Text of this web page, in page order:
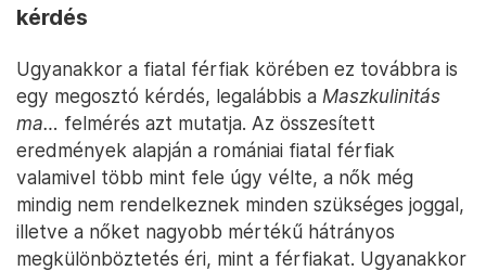
kérdés
Ugyanakkor a fiatal férfiak körében ez továbbra is
egy megosztó kérdés, legalábbis a Maszkulinitás
ma… felmérés azt mutatja. Az összesített
eredmények alapján a romániai fiatal férfiak
valamivel több mint fele úgy vélte, a nők még
mindig nem rendelkeznek minden szükséges joggal,
illetve a nőket nagyobb mértékű hátrányos
megkülönböztetés éri, mint a férfiakat. Ugyanakkor